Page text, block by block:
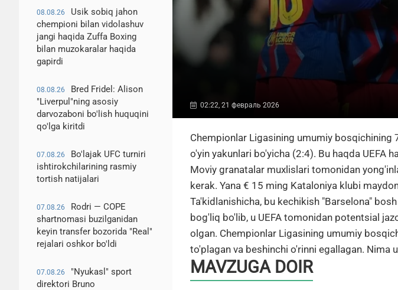
08.08.26
Usik sobiq jahon
chempioni bilan vidolashuv
jangi haqida Zuffa Boxing
bilan muzokaralar haqida
gapirdi
08.08.26
Bred Fridel: Alison
"Liverpul"ning asosiy
darvozaboni bo'lish huquqini
qo'lga kiritdi
07.08.26
Bo'lajak UFC turniri
ishtirokchilarining rasmiy
tortish natijalari
07.08.26
Rodri — COPE
shartnomasi buzilganidan
keyin transfer bozorida "Real"
rejalari oshkor bo'ldi
07.08.26
"Nyukasl" sport
direktori Bruno
02:22, 21 февраль 2026
Chempionlar Ligasining umumiy bosqichining
o'yin yakunlari bo'yicha (2:4). Bu haqda UEFA
Moviy granatalar muxlislari tomonidan
kerak. Yana € 15 ming Kataloniya klubi
Ta'kidlanishicha, bu kechikish "Barselona"
bog'liq bo'lib, u UEFA tomonidan potentsial
olgan. Chempionlar Ligasining umumiy
to'plagan va beshinchi o'rinni egallagan. Nima
MAVZUGA DOIR